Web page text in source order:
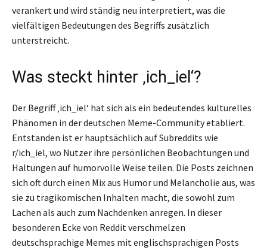
verankert und wird ständig neu interpretiert, was die
vielfältigen Bedeutungen des Begriffs zusätzlich
unterstreicht.
Was steckt hinter ‚ich_iel‘?
Der Begriff ‚ich_iel‘ hat sich als ein bedeutendes kulturelles
Phänomen in der deutschen Meme-Community etabliert.
Entstanden ist er hauptsächlich auf Subreddits wie
r/ich_iel, wo Nutzer ihre persönlichen Beobachtungen und
Haltungen auf humorvolle Weise teilen. Die Posts zeichnen
sich oft durch einen Mix aus Humor und Melancholie aus, was
sie zu tragikomischen Inhalten macht, die sowohl zum
Lachen als auch zum Nachdenken anregen. In dieser
besonderen Ecke von Reddit verschmelzen
deutschsprachige Memes mit englischsprachigen Posts